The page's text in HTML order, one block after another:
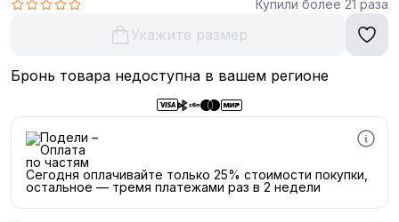
Купили более 21 раза
Укажите размер
Бронь товара недоступна в вашем регионе
Сегодня оплачивайте только 25% стоимости покупки,
остальное — тремя платежами раз в 2 недели